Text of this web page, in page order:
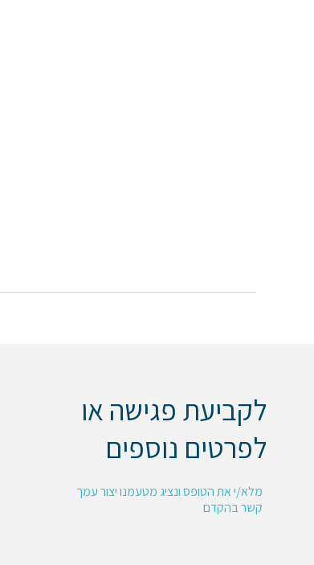
לקביעת פגישה או
לפרטים נוספים
מלא/י את הטופס ונציג מטעמנו יצור עמך
קשר בהקדם